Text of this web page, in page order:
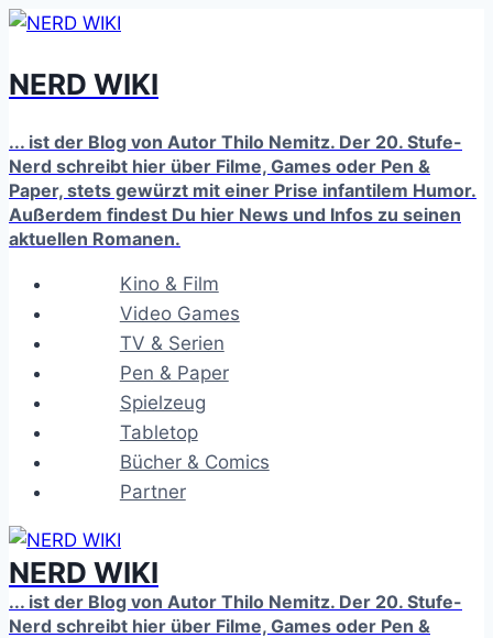
Zum
springen
NERD WIKI
... ist der Blog von Autor Thilo Nemitz. Der 20. Stufe-
Nerd schreibt hier über Filme, Games oder Pen &
Paper, stets gewürzt mit einer Prise infantilem Humor.
Außerdem findest Du hier News und Infos zu seinen
aktuellen Romanen.
Kino & Film
Video Games
TV & Serien
Pen & Paper
Spielzeug
Tabletop
Bücher & Comics
Partner
NERD WIKI
... ist der Blog von Autor Thilo Nemitz. Der 20. Stufe-
Nerd schreibt hier über Filme, Games oder Pen &